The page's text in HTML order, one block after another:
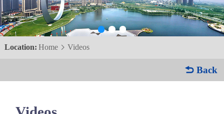
Location: Home  Videos
 Back